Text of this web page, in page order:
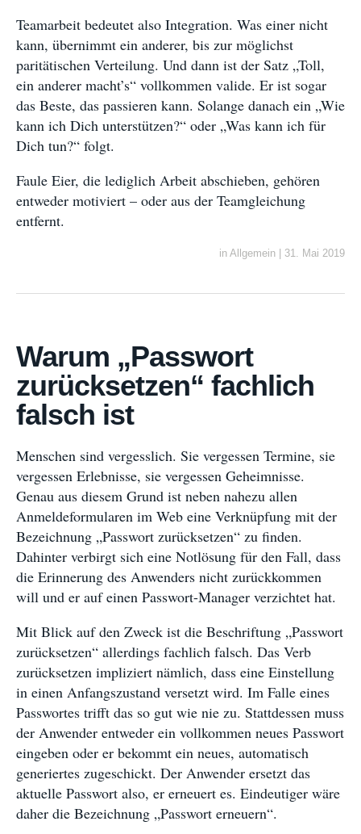
Teamarbeit bedeutet also Integration. Was einer nicht
kann, übernimmt ein anderer, bis zur möglichst
paritätischen Verteilung. Und dann ist der Satz „Toll,
ein anderer macht’s“ vollkommen valide. Er ist sogar
das Beste, das passieren kann. Solange danach ein „Wie
kann ich Dich unterstützen?“ oder „Was kann ich für
Dich tun?“ folgt.
Faule Eier, die lediglich Arbeit abschieben, gehören
entweder motiviert – oder aus der Teamgleichung
entfernt.
in Allgemein 31. Mai 2019
Warum „Passwort
zurücksetzen“ fachlich
falsch ist
Menschen sind vergesslich. Sie vergessen Termine, sie
vergessen Erlebnisse, sie vergessen Geheimnisse.
Genau aus diesem Grund ist neben nahezu allen
Anmeldeformularen im Web eine Verknüpfung mit der
Bezeichnung „Passwort zurücksetzen“ zu finden.
Dahinter verbirgt sich eine Notlösung für den Fall, dass
die Erinnerung des Anwenders nicht zurückkommen
will und er auf einen Passwort-Manager verzichtet hat.
Mit Blick auf den Zweck ist die Beschriftung „Passwort
zurücksetzen“ allerdings fachlich falsch. Das Verb
zurücksetzen impliziert nämlich, dass eine Einstellung
in einen Anfangszustand versetzt wird. Im Falle eines
Passwortes trifft das so gut wie nie zu. Stattdessen muss
der Anwender entweder ein vollkommen neues Passwort
eingeben oder er bekommt ein neues, automatisch
generiertes zugeschickt. Der Anwender ersetzt das
aktuelle Passwort also, er erneuert es. Eindeutiger wäre
daher die Bezeichnung „Passwort erneuern“.